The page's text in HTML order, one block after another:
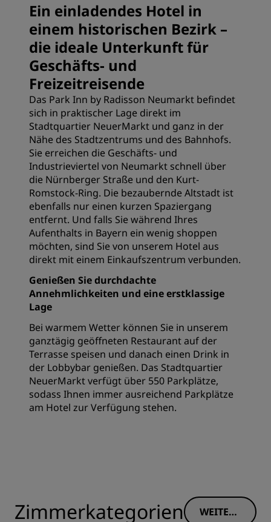
Ein einladendes Hotel in
einem historischen Bezirk –
die ideale Unterkunft für
Geschäfts- und
Freizeitreisende
Das Park Inn by Radisson Neumarkt befindet
sich in praktischer Lage direkt im
Stadtquartier NeuerMarkt und ganz in der
Nähe des Stadtzentrums und des Bahnhofs.
Sie erreichen die Geschäfts- und
Industrieviertel von Neumarkt schnell über
die Nürnberger Straße und den Kurt-
Romstock-Ring. Die bezaubernde Altstadt ist
ebenfalls nur einen kurzen Spaziergang
entfernt. Und falls Sie während Ihres
Aufenthalts in Bayern ein wenig shoppen
möchten, sind Sie von unserem Hotel aus
direkt mit einem Einkaufszentrum verbunden.
Genießen Sie durchdachte
Annehmlichkeiten und eine erstklassige
Lage
Bei warmem Wetter können Sie in unserem
ganztägig geöffneten Restaurant auf der
Terrasse speisen und danach einen Drink in
der Lobbybar genießen. Das Stadtquartier
NeuerMarkt verfügt über 550 Parkplätze,
sodass Ihnen immer ausreichend Parkplätze
am Hotel zur Verfügung stehen.
Zimmerkategorien
WEITERE